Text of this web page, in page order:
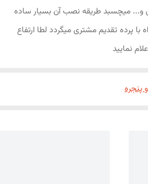
میچسبد طریقه نصب آن بسیار ساده
پرده تقدیم مشتری میگردد لطا ارتفاع
نمایید
پنجره